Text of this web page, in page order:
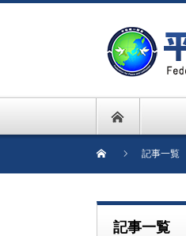
記事一覧
記事一覧